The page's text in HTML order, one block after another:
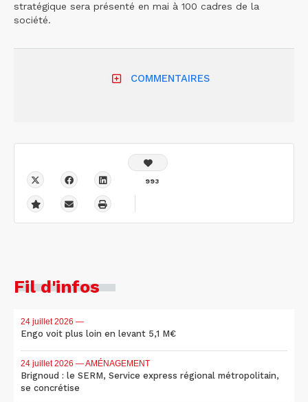
stratégique sera présenté en mai à 100 cadres de la
société.
COMMENTAIRES
993
Fil d'infos
24 juillet 2026 —
Engo voit plus loin en levant 5,1 M€
24 juillet 2026 — AMÉNAGEMENT
Brignoud : le SERM, Service express régional métropolitain,
se concrétise